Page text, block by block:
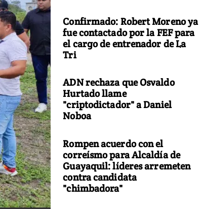
Confirmado: Robert Moreno ya
fue contactado por la FEF para
el cargo de entrenador de La
Tri
ADN rechaza que Osvaldo
Hurtado llame
"criptodictador" a Daniel
Noboa
Rompen acuerdo con el
correísmo para Alcaldía de
Guayaquil: líderes arremeten
contra candidata
"chimbadora"